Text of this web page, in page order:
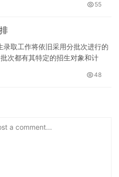
55
取工作将依旧采用分批次进行的
次都有其特定的招生对象和计
48
a comment...